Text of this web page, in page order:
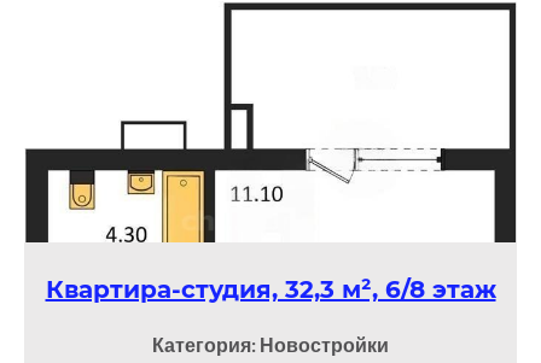
Квартира-студия, 32,3 м², 6/8 этаж
Категория: Новостройки